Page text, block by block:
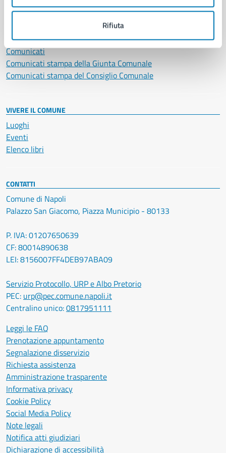
Rifiuta
NOVITÀ
Avvisi
Comunicati
Comunicati stampa della Giunta Comunale
Comunicati stampa del Consiglio Comunale
VIVERE IL COMUNE
Luoghi
Eventi
Elenco libri
CONTATTI
Comune di Napoli
Palazzo San Giacomo, Piazza Municipio - 80133
P. IVA: 01207650639
CF: 80014890638
LEI: 8156007FF4DEB97ABA09
Servizio Protocollo, URP e Albo Pretorio
PEC: urp@pec.comune.napoli.it
Centralino unico:0817951111
Leggi le FAQ
Prenotazione appuntamento
Segnalazione disservizio
Richiesta assistenza
Amministrazione trasparente
Informativa privacy
Cookie Policy
Social Media Policy
Note legali
Notifica atti giudiziari
Dichiarazione di accessibilità